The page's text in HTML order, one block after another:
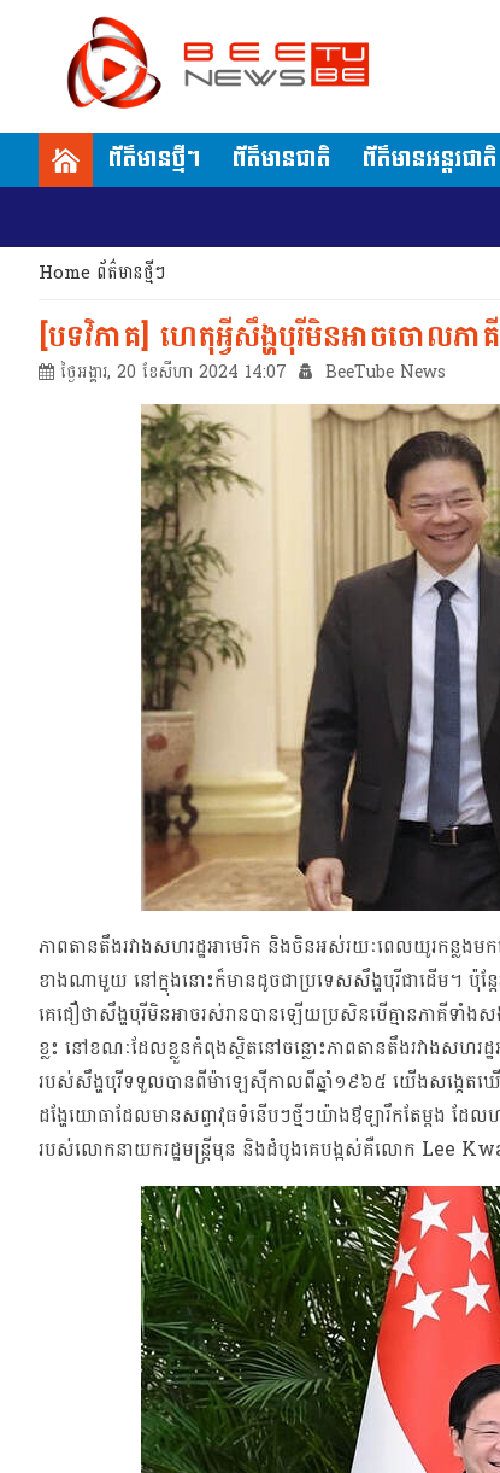
ព័ត៌មានថ្មីៗ ព័ត៌មានជាតិ ព័ត៌មានអន្តរជាតិ
Home ព័ត៌មានថ្មីៗ
[បទវិភាគ]​​ ហេតុអ្វីសឹង្ហបុរីមិនអាចចោលភ
ថ្ងៃអង្គារ, 20 ខែសីហា 2024 14:07 BeeTube News
ភាពតានតឹងរវាងសហរដ្ឋអាមេរិក និងចិនអស់រយៈពេលយូរកន្ល
ខាងណាមួយ នៅក្នុងនោះក៏មានដូចជាប្រទេសសឹង្ហបុរីជាដើម។ ប៉ុន្តែ
គេជឿថាសឹង្ហបុរីមិនអាចរស់រានបានឡើយប្រសិនបើគ្មានភាគីទ
ខ្លះ នៅខណៈដែលខ្លួនកំពុងស្ថិតនៅចន្លោះភាពតានតឹងរវាងសហរ
របស់សឹង្ហបុរីទទួលបានពីម៉ាឡេស៊ី​​​កាលពីឆ្នាំ១៩៦៥ យើងសង្កេតឃើ
ដង្ហែយោធាដែលមានសព្វាវុធទំនើបៗថ្មីៗយ៉ាងឳឡារឹកតែម្តង ដ
របស់លោកនាយករដ្ឋមន្រ្តីមុន និងដំបូងគេបង្អស់គឺលោក Lee